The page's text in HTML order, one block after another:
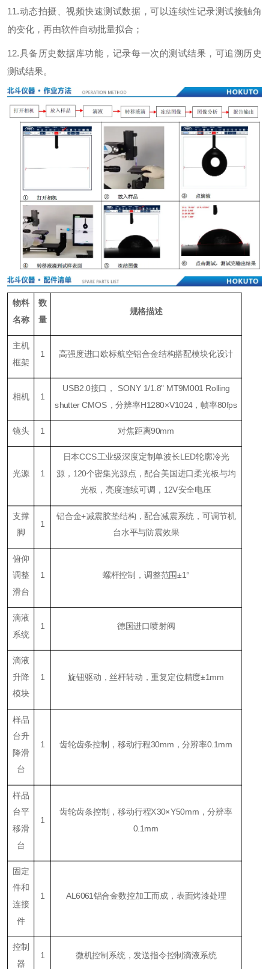
11.动态拍摄、视频快速测试数据，可以连续性记录测试接触角
的变化，再由软件自动批量拟合；
12.具备历史数据库功能，记录每一次的测试结果，可追溯历史
测试结果。
物料
名称
数
量
规格描述
主机
框架
1 高强度进口欧标航空铝合金结构搭配模块化设计
相机 1
USB2.0接口， SONY 1/1.8" MT9M001 Rolling
shutter CMOS ，分辨率H1280×V1024，帧率80fps
镜头 1 对焦距离90mm
光源 1
日本CCS工业级深度定制单波长LED轮廓冷光
源，120个密集光源点，配合美国进口柔光板与均
光板，亮度连续可调， 12V安全电压
支撑
脚
1
铝合金+减震胶垫结构，配合减震系统，可调节机
台水平与防震效果
俯仰
调整
滑台
1 螺杆控制，调整范围±1°
滴液
系统
1 德国进口喷射阀
滴液
升降
模块
1 旋钮驱动，丝杆转动，重复定位精度±1mm
样品
台升
降滑
台
1 齿轮齿条控制，移动行程30mm，分辨率0.1mm
样品
台平
移滑
台
1
齿轮齿条控制，移动行程X30×Y50mm，分辨率
0.1mm
固定
件和
连接
件
1 AL6061铝合金数控加工而成，表面烤漆处理
控制
器
1 微机控制系统，发送指令控制滴液系统